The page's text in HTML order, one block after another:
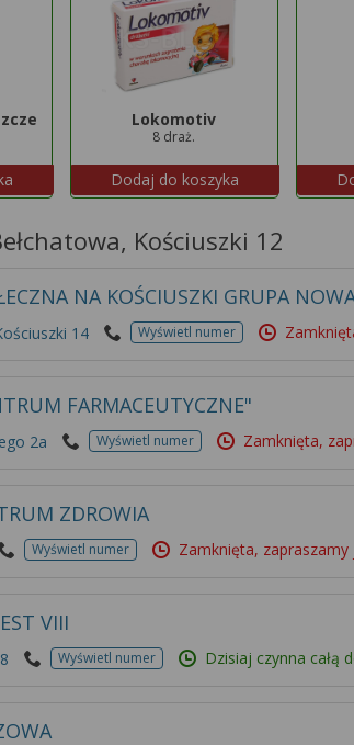
Lokomotiv
8 draż.
Dodaj do koszyka
Kościuszki 12
NA KOŚCIUSZKI GRUPA
14 Wyświetl numer
FARMACEUTYCZNE"
2a Wyświetl numer Zamknięta,
ZDROWIA
Wyświetl numer Zamknięta,
VIII
Wyświetl numer Dzisiaj czynna całą